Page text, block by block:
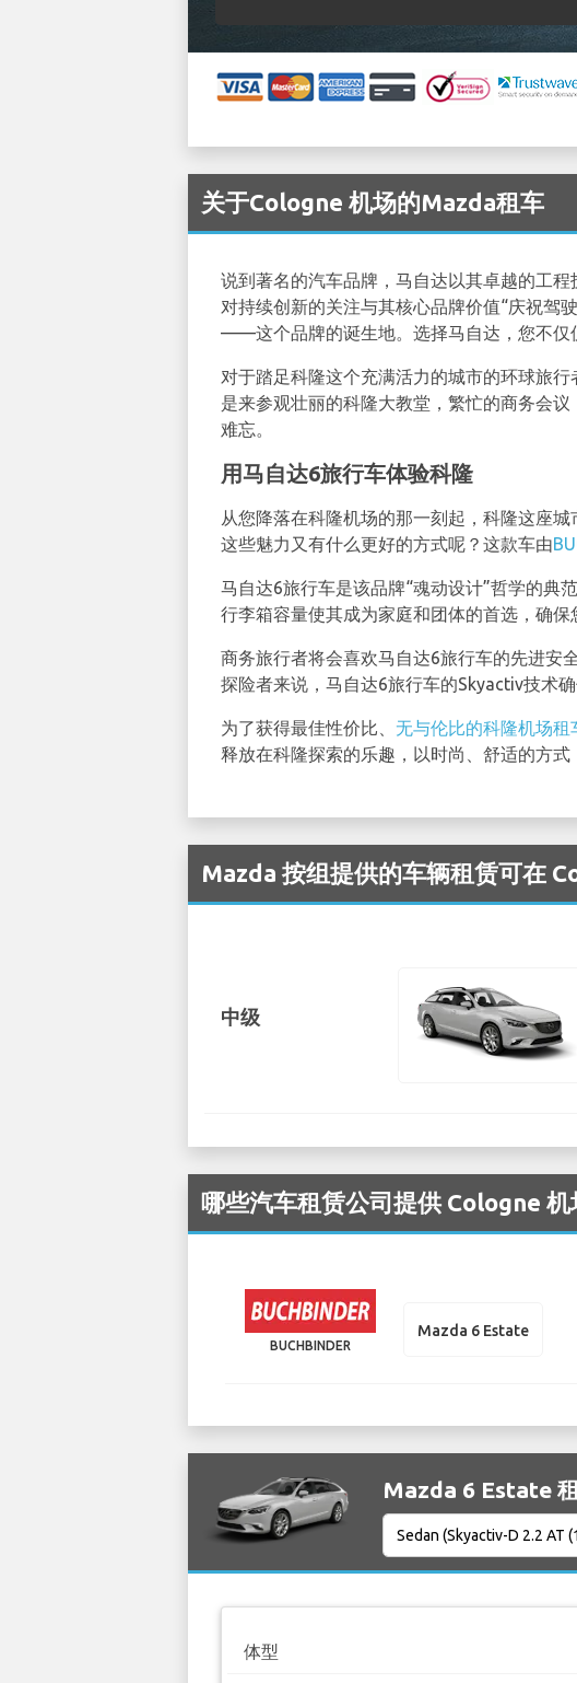
关于Cologne 机场的Mazda租车
说到著名的汽车品牌，马自达以其卓越的工
对持续创新的关注与其核心品牌价值“庆祝驾
——这个品牌的诞生地。选择马自达，您不仅
对于踏足科隆这个充满活力的城市的环球旅行
是来参观壮丽的科隆大教堂，繁忙的商务会
难忘。
用马自达6旅行车体验科隆
从您降落在科隆机场的那一刻起，科隆这座
这些魅力又有什么更好的方式呢？这款车由
马自达6旅行车是该品牌“魂动设计”哲学的典
行李箱容量使其成为家庭和团体的首选，确
商务旅行者将会喜欢马自达6旅行车的先进安
探险者来说，马自达6旅行车的Skyactiv技术
为了获得最佳性价比、 无与伦比的科隆机场租
释放在科隆探索的乐趣，以时尚、舒适的方式
Mazda 按组提供的车辆租赁可在
中级
哪些汽车租赁公司提供 Cologne
BUCHBINDER
Mazda 6 Estate
Mazda 6 Estate
体型